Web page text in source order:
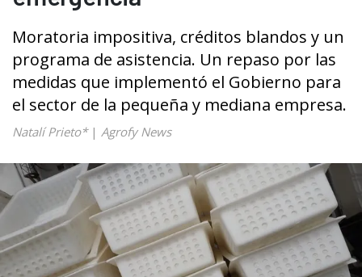
Moratoria impositiva, créditos blandos y un
programa de asistencia. Un repaso por las
medidas que implementó el Gobierno para
el sector de la pequeña y mediana empresa.
Natalí Prieto*| Agrofy News